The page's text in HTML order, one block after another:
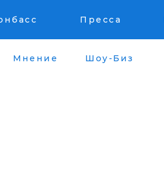
Пресса
Мнение Шоу-Биз